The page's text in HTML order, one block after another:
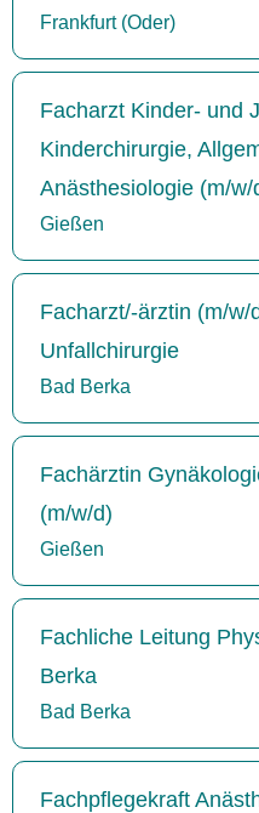
Frankfurt (Oder)
Facharzt Kinder- und
Kinderchirurgie,
Anästhesiologie (m/w/
Gießen
Facharzt/-ärztin (m/
Unfallchirurgie
Bad Berka
Fachärztin
(m/w/d)
Gießen
Fachliche Leitung
Berka
Bad Berka
Fachpflegekraft